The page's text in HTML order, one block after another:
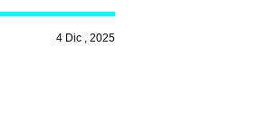
4 Dic , 2025